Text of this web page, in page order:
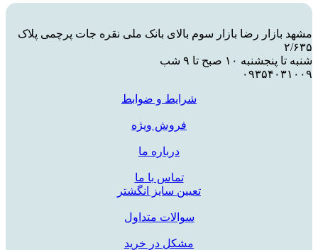
مشهد بازار رضا بازار سوم بالای بانک ملی نقره جات پرچمی پلاک
۲/۶۳۵
شنبه تا پنجشنبه ۱۰ صبح تا ۹ شب
۰۹۳۵۴۰۳۱۰۰۹
شرایط و ضوابط
فروش ویژه
درباره ما
تماس با ما
تعیین سایز انگشتر
سوالات متداول
مشکل در خرید